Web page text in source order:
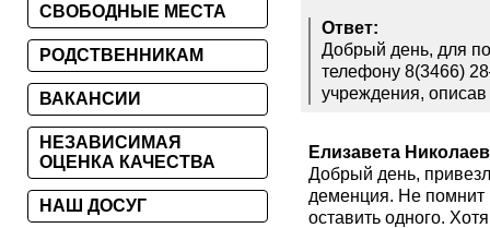
Ответ:
Добрый день, для
телефону 8(3466)
учреждения,
Елизавета
Добрый день,
деменция. Не помнит
оставить одного.
СВОБОДНЫЕ МЕСТА
РОДСТВЕННИКАМ
ВАКАНСИИ
НЕЗАВИСИМАЯ
ОЦЕНКА КАЧЕСТВА
НАШ ДОСУГ